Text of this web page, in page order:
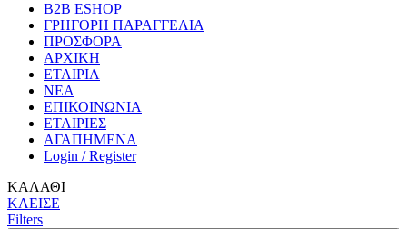
B2B ESHOP
ΓΡΗΓΟΡΗ ΠΑΡΑΓΓΕΛΙΑ
ΠΡΟΣΦΟΡΑ
ΑΡΧΙΚΗ
ΕΤΑΙΡΙΑ
ΝΕΑ
ΕΠΙΚΟΙΝΩΝΙΑ
ΕΤΑΙΡΙΕΣ
ΑΓΑΠΗΜΕΝΑ
Login / Register
ΚΑΛΑΘΙ
ΚΛΕΙΣΕ
Filters